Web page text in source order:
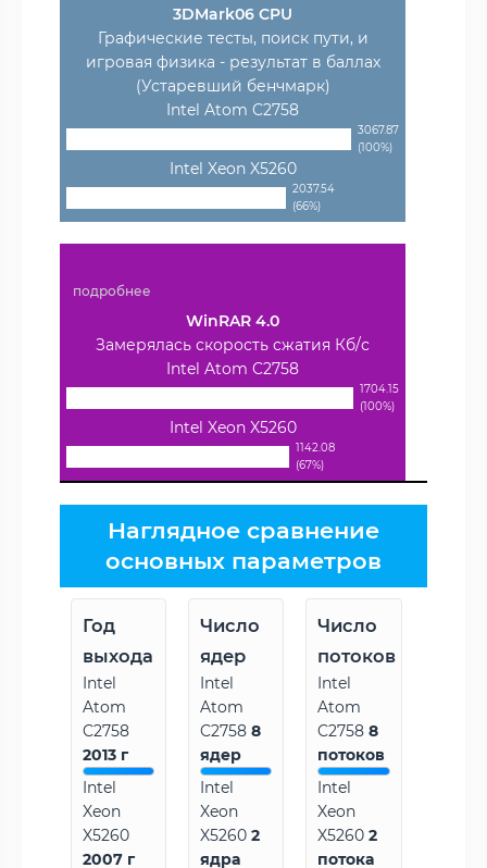
3DMark06 CPU
Графические тесты, поиск пути, и
игровая физика - результат в баллах
(Устаревший бенчмарк)
Intel Atom C2758
3067.87
(100%)
Intel Xeon X5260
2037.54
(66%)
подробнее
WinRAR 4.0
Замерялась скорость сжатия Кб/с
Intel Atom C2758
1704.15
(100%)
Intel Xeon X5260
1142.08
(67%)
Наглядное сравнение
основных параметров
Год
выхода
Intel
Atom
C2758
2013 г
Intel
Xeon
X5260
2007 г
Число
ядер
Intel
Atom
C27588
ядер
Intel
Xeon
X52602
ядра
Число
потоков
Intel
Atom
C27588
потоков
Intel
Xeon
X52602
потока